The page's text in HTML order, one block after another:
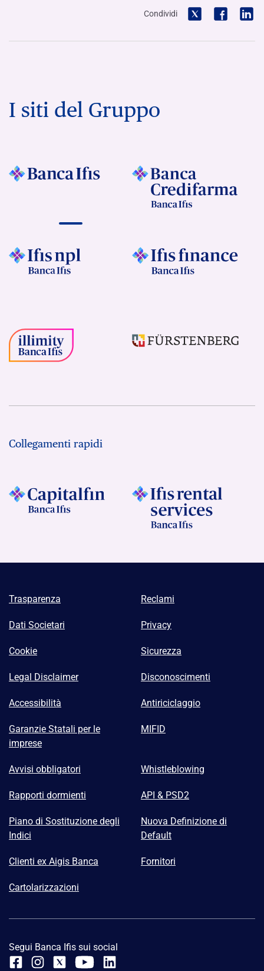
Condividi
I siti del Gruppo
Collegamenti rapidi
Trasparenza Reclami
Dati Societari Privacy
Cookie Sicurezza
Legal Disclaimer Disconoscimenti
Accessibilità Antiriciclaggio
Garanzie Statali per le
imprese
MIFID
Avvisi obbligatori Whistleblowing
Rapporti dormienti API & PSD2
Piano di Sostituzione degli
Indici
Nuova Definizione di
Default
Clienti ex Aigis Banca Fornitori
Cartolarizzazioni
Segui Banca Ifis sui social